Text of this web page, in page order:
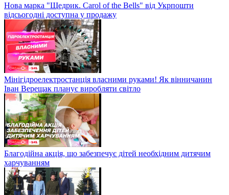
Нова марка "Щедрик. Carol of the Bells" від Укрпошти
відсьогодні доступна у продажу
Мінігідроелектростанція власними руками! Як вінничанин
Іван Верещак планує виробляти світло
Благодійна акція, що забезпечує дітей необхідним дитячим
харчуванням